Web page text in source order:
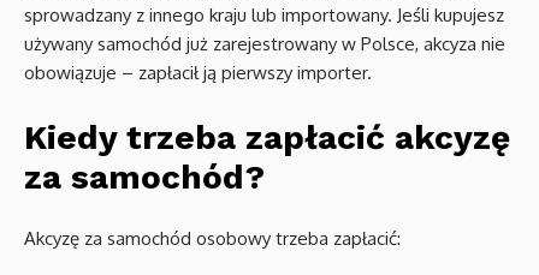
sprowadzany z innego kraju lub importowany. Jeśli kupujesz
używany samochód już zarejestrowany w Polsce, akcyza nie
obowiązuje – zapłacił ją pierwszy importer.
Kiedy trzeba zapłacić akcyzę
za samochód?
Akcyzę za samochód osobowy trzeba zapłacić: